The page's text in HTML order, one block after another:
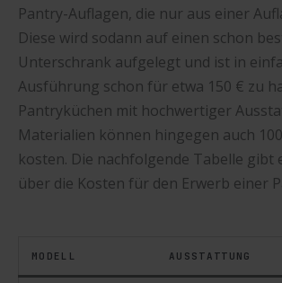
Pantry-Auflagen, die nur aus einer
Diese wird sodann auf einen schon
Unterschrank aufgelegt und ist in
Ausführung schon für etwa 150 € zu
Pantryküchen mit hochwertiger
Materialien können hingegen auch
kosten. Die nachfolgende Tabelle gibt
über die Kosten für den Erwerb einer
MODELL AUSSTATTUNG